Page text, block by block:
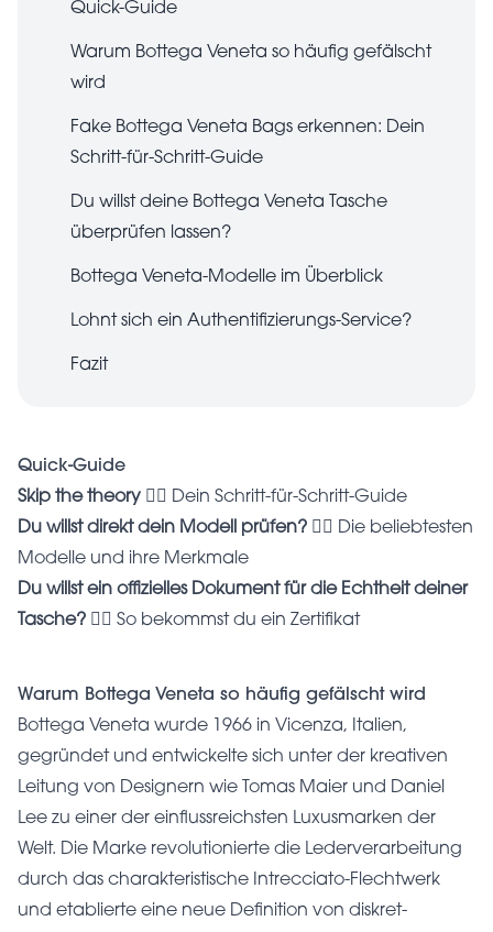
Quick-Guide
Warum Bottega Veneta so häufig gefälscht
wird
Fake Bottega Veneta Bags erkennen: Dein
Schritt-für-Schritt-Guide
Du willst deine Bottega Veneta Tasche
überprüfen lassen?
Bottega Veneta-Modelle im Überblick
Lohnt sich ein Authentifizierungs-Service?
Fazit
Quick-Guide
Skip the theory 👉🏼 Dein Schritt-für-Schritt-Guide
Du willst direkt dein Modell prüfen? 👉🏼 Die beliebtesten
Modelle und ihre Merkmale
Du willst ein offizielles Dokument für die Echtheit deiner
Tasche? 👉🏼 So bekommst du ein Zertifikat
Warum Bottega Veneta so häufig gefälscht wird
Bottega Veneta wurde 1966 in Vicenza, Italien,
gegründet und entwickelte sich unter der kreativen
Leitung von Designern wie Tomas Maier und Daniel
Lee zu einer der einflussreichsten Luxusmarken der
Welt. Die Marke revolutionierte die Lederverarbeitung
durch das charakteristische Intrecciato-Flechtwerk
und etablierte eine neue Definition von diskret-